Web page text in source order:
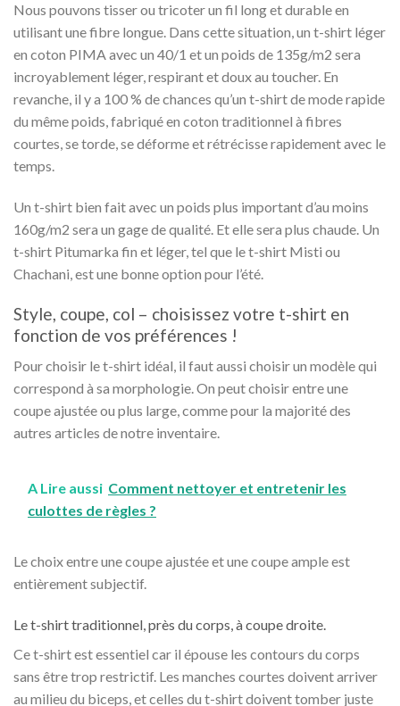
Nous pouvons tisser ou tricoter un fil long et durable en
utilisant une fibre longue. Dans cette situation, un t-shirt léger
en coton PIMA avec un 40/1 et un poids de 135g/m2 sera
incroyablement léger, respirant et doux au toucher. En
revanche, il y a 100 % de chances qu’un t-shirt de mode rapide
du même poids, fabriqué en coton traditionnel à fibres
courtes, se torde, se déforme et rétrécisse rapidement avec le
temps.
Un t-shirt bien fait avec un poids plus important d’au moins
160g/m2 sera un gage de qualité. Et elle sera plus chaude. Un
t-shirt Pitumarka fin et léger, tel que le t-shirt Misti ou
Chachani, est une bonne option pour l’été.
Style, coupe, col – choisissez votre t-shirt en
fonction de vos préférences !
Pour choisir le t-shirt idéal, il faut aussi choisir un modèle qui
correspond à sa morphologie.On peut choisir entre une
coupe ajustée ou plus large, comme pour la majorité des
autres articles de notre inventaire.
A Lire aussi Comment nettoyer et entretenir les
culottes de règles ?
Le choix entre une coupe ajustée et une coupe ample est
entièrement subjectif.
Le t-shirt traditionnel, près du corps, à coupe droite.
Ce t-shirt est essentiel car il épouse les contours du corps
sans être trop restrictif. Les manches courtes doivent arriver
au milieu du biceps, et celles du t-shirt doivent tomber juste